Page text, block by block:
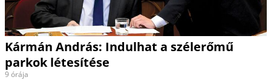
Kármán András: Indulhat a szélerőmű
parkok létesítése
9 órája